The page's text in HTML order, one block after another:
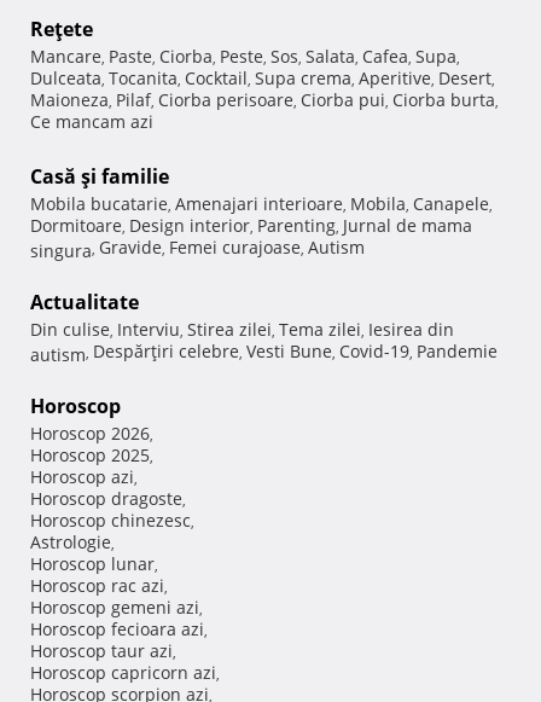
Reţete
Mancare, Paste, Ciorba, Peste, Sos, Salata, Cafea, Supa,
Dulceata, Tocanita, Cocktail, Supa crema, Aperitive, Desert,
Maioneza, Pilaf, Ciorba perisoare, Ciorba pui, Ciorba burta,
Ce mancam azi
Casă şi familie
Mobila bucatarie, Amenajari interioare, Mobila, Canapele,
Dormitoare, Design interior, Parenting, Jurnal de mama
singura, Gravide, Femei curajoase, Autism
Actualitate
Din culise, Interviu, Stirea zilei, Tema zilei, Iesirea din
autism, Despărţiri celebre, Vesti Bune, Covid-19, Pandemie
Horoscop
Horoscop 2026,
Horoscop 2025,
Horoscop azi,
Horoscop dragoste,
Horoscop chinezesc,
Astrologie,
Horoscop lunar,
Horoscop rac azi,
Horoscop gemeni azi,
Horoscop fecioara azi,
Horoscop taur azi,
Horoscop capricorn azi,
Horoscop scorpion azi,